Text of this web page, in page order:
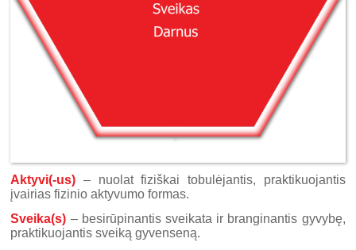
Aktyvi(-us) – nuolat fiziškai tobulėjantis, praktikuojantis
įvairias fizinio aktyvumo formas.
Sveika(s) – besirūpinantis sveikata ir branginantis gyvybę,
praktikuojantis sveiką gyvenseną.